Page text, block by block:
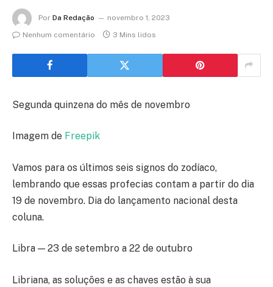
Por Da Redação
novembro 1, 2023
Nenhum comentário
3 Mins lidos
Segunda quinzena do mês de novembro
Imagem de Freepik
Vamos para os últimos seis signos do zodíaco,
lembrando que essas profecias contam a partir do dia
19 de novembro. Dia do lançamento nacional desta
coluna.
Libra — 23 de setembro a 22 de outubro
Libriana, as soluções e as chaves estão à sua